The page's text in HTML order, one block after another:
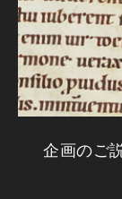
企画のご